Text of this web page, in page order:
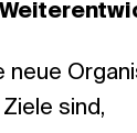
sind,